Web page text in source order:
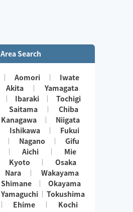
Area Search
Aomori
Iwate
Akita
Yamagata
Ibaraki
Tochigi
Saitama
Chiba
Kanagawa
Niigata
Ishikawa
Fukui
Nagano
Gifu
Aichi
Mie
Kyoto
Osaka
Nara
Wakayama
Shimane
Okayama
Yamaguchi
Tokushima
Ehime
Kochi